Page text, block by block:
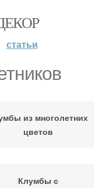
статьи
из многолетних
цветов
Клумбы с